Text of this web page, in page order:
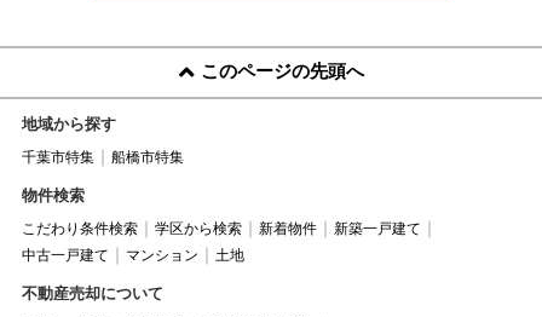
このページの先頭へ
地域から探す
千葉市特集 船橋市特集
物件検索
こだわり条件検索 学区から検索 新着物件
新築一戸建て
中古一戸建て
マンション 土地
不動産売却について